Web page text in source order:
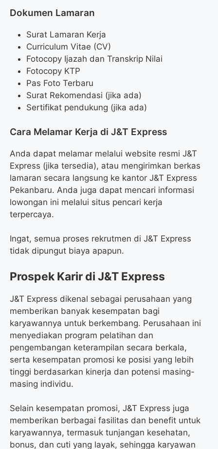
Dokumen Lamaran
Surat Lamaran Kerja
Curriculum Vitae (CV)
Fotocopy Ijazah dan Transkrip Nilai
Fotocopy KTP
Pas Foto Terbaru
Surat Rekomendasi (jika ada)
Sertifikat pendukung (jika ada)
Cara Melamar Kerja di J&T Express
Anda dapat melamar melalui website resmi J&T
Express (jika tersedia), atau mengirimkan berkas
lamaran secara langsung ke kantor J&T Express
Pekanbaru. Anda juga dapat mencari informasi
lowongan ini melalui situs pencari kerja
terpercaya.
Ingat, semua proses rekrutmen di J&T Express
tidak dipungut biaya apapun.
Prospek Karir di J&T Express
J&T Express dikenal sebagai perusahaan yang
memberikan banyak kesempatan bagi
karyawannya untuk berkembang. Perusahaan ini
menyediakan program pelatihan dan
pengembangan keterampilan secara berkala,
serta kesempatan promosi ke posisi yang lebih
tinggi berdasarkan kinerja dan potensi masing-
masing individu.
Selain kesempatan promosi, J&T Express juga
memberikan berbagai fasilitas dan benefit untuk
karyawannya, termasuk tunjangan kesehatan,
bonus, dan cuti yang layak, sehingga karyawan